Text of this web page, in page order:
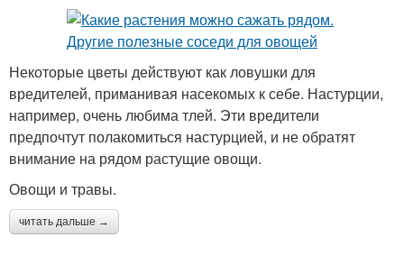
Некоторые цветы действуют как ловушки для
вредителей, приманивая насекомых к себе. Настурции,
например, очень любима тлей. Эти вредители
предпочтут полакомиться настурцией, и не обратят
внимание на рядом растущие овощи.
Овощи и травы.
читать дальше →